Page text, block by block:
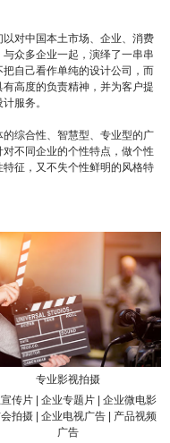
对中国本土市场、企业、消费
众多企业一起，演绎了一串串
自己看作单纯的设计公司，而
高度的负责精神，并为客户提
服务。
综合性、智慧型、专业型的广
不同企业的个性特点，做个性
征，又不失个性鲜明的风格特
专业影视拍摄
传片 | 企业专题片 | 企业微电影
拍摄 | 企业电视广告 | 产品视频
广告